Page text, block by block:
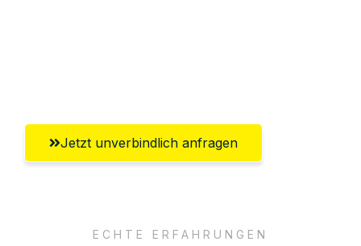
Jetzt unverbindlich anfragen
ECHTE ERFAHRUNGEN